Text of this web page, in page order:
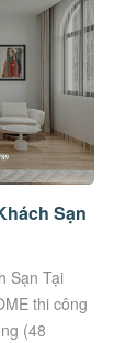
Sạn
Sạn Tại
thi công
(48